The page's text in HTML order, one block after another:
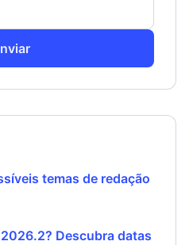
temas de redação
Descubra datas